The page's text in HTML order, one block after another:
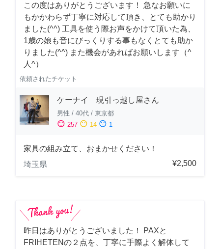
この度はありがとうございます！ 急なお願いに
もかかわらず丁寧に対応して頂き、とても助かり
ました(^^) 工具を使う際お声をかけて頂いた為、
1歳の娘も音にびっくりする事もなくとても助か
りました(^^) また機会があればお願いします（^
人^）
依頼されたチケット
ケーナイ 現引っ越し屋さん
男性 / 40代 / 東京都
sentiment_satisfied 257 sentiment_neutral 14 sentiment_dissatisfied 1
家具の組み立て、おまかせください！
埼玉県
¥2,500
昨日はありがとうございました！ PAXと
FRIHETENの２点を、丁寧に手際よく解体して